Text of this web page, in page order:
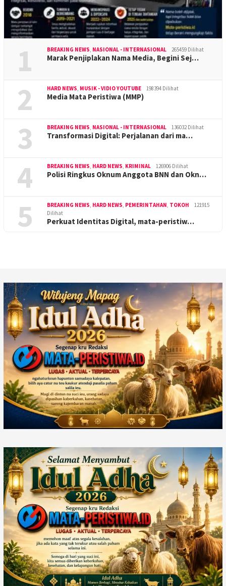
1 BREAKING NEWS, NASIONAL - INTERNASIONAL 265459 Dilihat
Marak Penjiplakan Nama Media, Begini Sej…
2 HARD NEWS, MUSIK - VIDIO YOUTUBE 198394 Dilihat
Media Mata Peristiwa (MMP)
3 BREAKING NEWS, NASIONAL - INTERNASIONAL 136032 Dilihat
Transformasi Digital: Perjalanan dari ma…
4 BREAKING NEWS, HARD NEWS, KRIMINAL 126906 Dilihat
Polisi Ringkus Oknum Anggota BNN dan Okn…
5 BREAKING NEWS, HARD NEWS, PEMERINTAHAN, TOKOH
121915
Dilihat
Perkuat Identitas Digital, mata-peristiw…